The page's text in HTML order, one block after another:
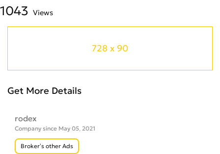
1043 Views
728 x 90
Get More Details
rodex
Company since May 05, 2021
Broker’s other Ads